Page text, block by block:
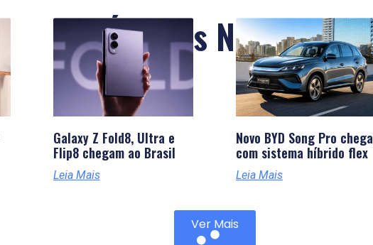
Últimas Notícias
Galaxy Z Fold8, Ultra e
Flip8 chegam ao Brasil
Leia Mais
Novo BYD Song Pro chega
com sistema híbrido flex
Leia Mais
Ver Mais